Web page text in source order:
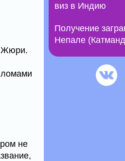
Жюри.
не
виз в Индию
Получение
Непале